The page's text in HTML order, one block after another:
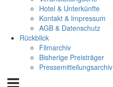
Hotel & Unterkünfte
Kontakt & Impressum
AGB & Datenschutz
Rückblick
Filmarchiv
Bisherige Preisträger
Pressemitteilungsarchiv